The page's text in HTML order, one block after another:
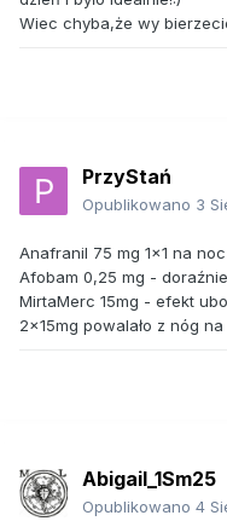
Wiec chyba,że wy
PrzyStań
Opublikowano 3
Anafranil 75 mg 1x1 na noc
Afobam 0,25 mg - doraźnie
MirtaMerc 15mg - efekt
2x15mg powalało z nóg
Abigail_1Sm25
Opublikowano 4